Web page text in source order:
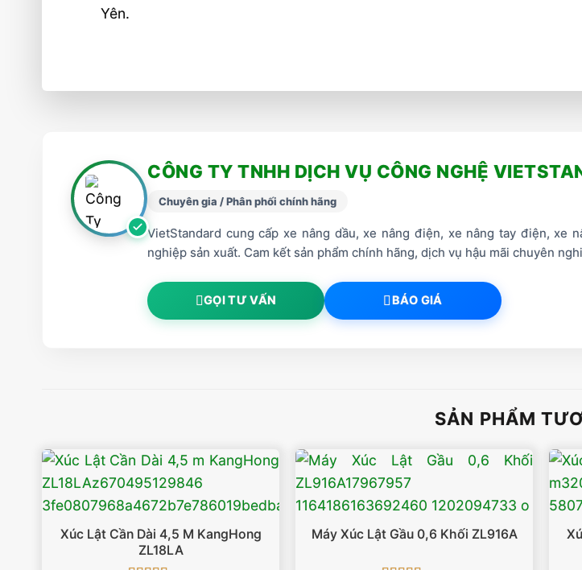
Yên.
CÔNG TY TNHH DỊCH VỤ CÔNG NGHỆ
Chuyên gia / Phân phối chính hãng
VietStandard cung cấp xe nâng dầu, xe nâng điện, xe nâng tay điện, xe
nghiệp sản xuất. Cam kết sản phẩm chính hãng, dịch vụ hậu mãi chuyên
GỌI TƯ VẤN BÁO GIÁ
SẢN PHẨM
Xúc Lật Cần Dài 4,5 M KangHong
ZL18LA
Máy Xúc Lật Gầu 0,6 Khối ZL916A